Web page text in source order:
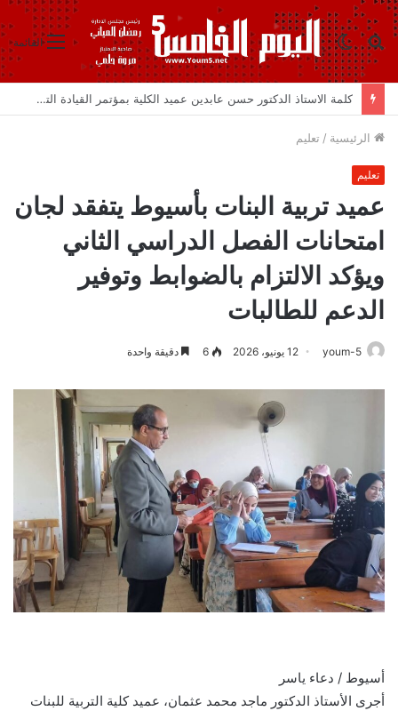
القائمة
بحث
عن
الوضع
المظلم
محافظ بورسعيد يتابع اللمسات النهائية بمشروع” إنشاء استاد النادي المصري”
الرئيسية / تعليم
تعليم
عميد تربية البنات بأسيوط يتفقد لجان
امتحانات الفصل الدراسي الثاني
ويؤكد الالتزام بالضوابط وتوفير
الدعم للطالبات
youm-5 12 يونيو، 2026 6 دقيقة واحدة
أسيوط / دعاء ياسر
أجرى الأستاذ الدكتور ماجد محمد عثمان، عميد كلية التربية للبنات